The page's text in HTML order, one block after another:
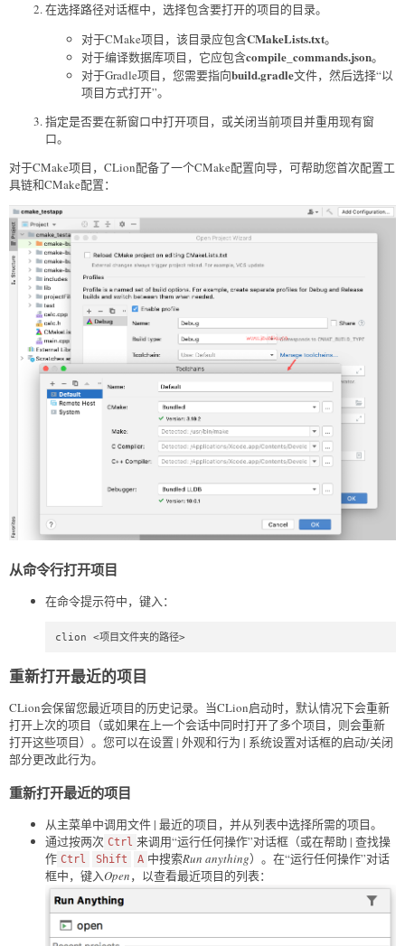
在选择路径对话框中，选择包含要打开的项目的目录。
对于CMake项目，该目录应包含CMakeLists.txt。
对于编译数据库项目，它应包含compile_commands.json。
对于Gradle项目，您需要指向build.gradle文件，然后选择“以
项目方式打开”。
指定是否要在新窗口中打开项目，或关闭当前项目并重用现有窗
口。
对于CMake项目，CLion配备了一个CMake配置向导，可帮助您首次配置工
具链和CMake配置：
从命令行打开项目
在命令提示符中，键入：
clion <项目文件夹的路径>
重新打开最近的项目
CLion会保留您最近项目的历史记录。当CLion启动时，默认情况下会重新
打开上次的项目（或如果在上一个会话中同时打开了多个项目，则会重新
打开这些项目）。您可以在设置 | 外观和行为 | 系统设置对话框的启动/关闭
部分更改此行为。
重新打开最近的项目
从主菜单中调用文件 | 最近的项目，并从列表中选择所需的项目。
通过按两次 Ctrl 来调用“运行任何操作”对话框（或在帮助 | 查找操
作 Ctrl Shift A 中搜索Run anything）。在“运行任何操作”对话
框中，键入Open，以查看最近项目的列表：